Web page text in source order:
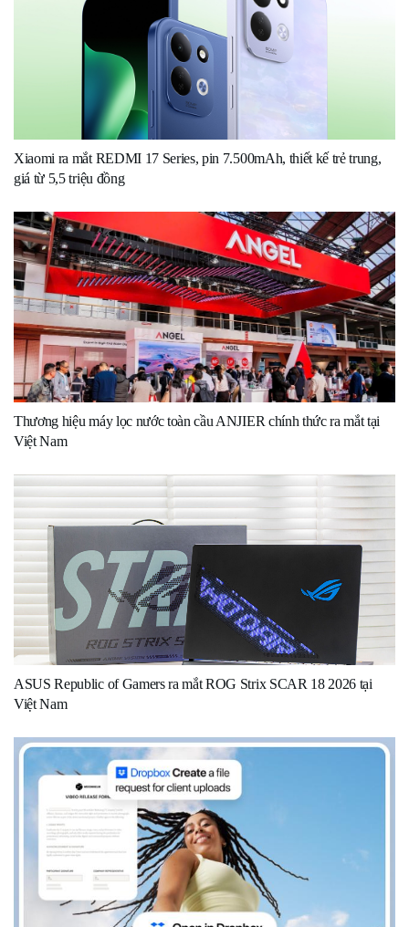
Xiaomi ra mắt REDMI 17 Series, pin 7.500mAh, thiết kế trẻ trung,
giá từ 5,5 triệu đồng
Thương hiệu máy lọc nước toàn cầu ANJIER chính thức ra mắt tại
Việt Nam
ASUS Republic of Gamers ra mắt ROG Strix SCAR 18 2026 tại
Việt Nam